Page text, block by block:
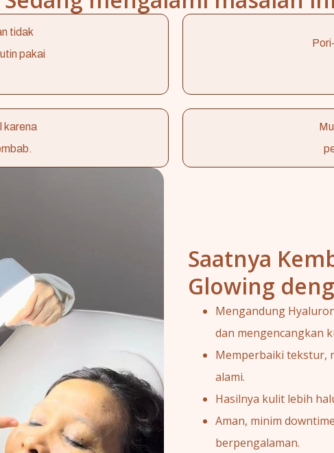
tidak
pakai
karena
Saatnya
Glowing
Mengandung
dan mengencangkan
Memperbaiki tekstur,
alami.
Hasilnya kulit lebih
Aman, minim
berpengalaman.